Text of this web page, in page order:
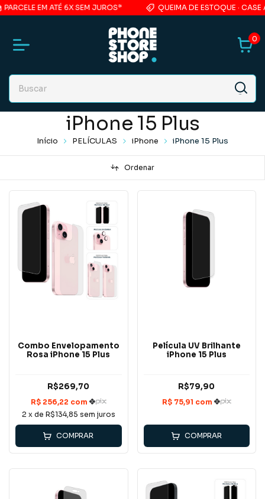
EM ATÉ 6X SEM JUROS* QUEIMA DE ESTOQUE · CASE
0
iPhone 15 Plus
Início PELÍCULAS iPhone iPhone 15 Plus
Ordenar
Combo Envelopamento
Rosa iPhone 15 Plus
R$269,70
2 x de R$134,85 sem juros
COMPRAR
Película UV Brilhante
iPhone 15 Plus
R$79,90
COMPRAR